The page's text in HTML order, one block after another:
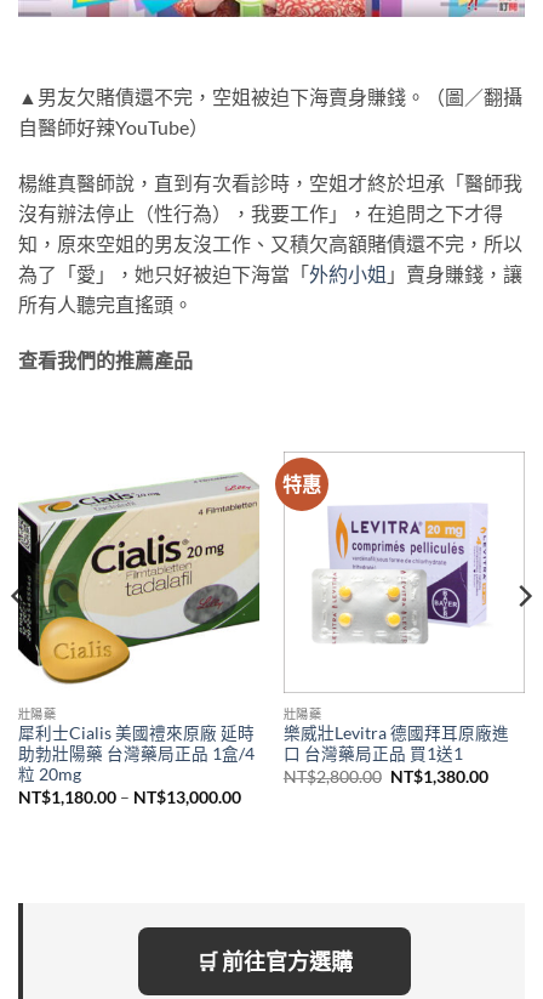
▲男友欠賭債還不完，空姐被迫下海賣身賺錢。（圖／翻攝
自醫師好辣YouTube）
楊維真醫師說，直到有次看診時，空姐才終於坦承「醫師我
沒有辦法停止（性行為），我要工作」，在追問之下才得
知，原來空姐的男友沒工作、又積欠高額賭債還不完，所以
為了「愛」，她只好被迫下海當「外約小姐 」賣身賺錢，讓
所有人聽完直搖頭。
查看我們的推薦產品
壯陽藥
犀利士Cialis 美國禮來原廠 延時
助勃壯陽藥 台灣藥局正品 1盒/4
粒 20mg
NT$1,180.00 – NT$13,000.00價
特惠
壯陽藥
樂威壯Levitra 德國拜耳原廠進
口 台灣藥局正品 買1送1
NT$2,800.00 原
NT$1,380.00目
🛒 前往官方選購